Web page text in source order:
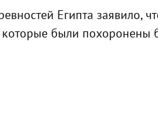
Египта заявило,
были похоронены